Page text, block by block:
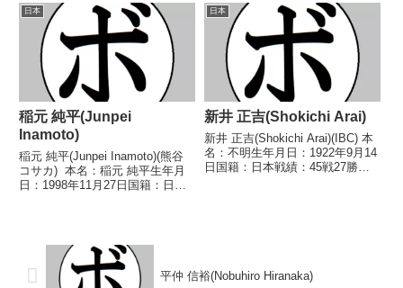
し 【戦歴】2026/05/23
●2RTKO 山崎 晴大(黒崎
KANAO) 【補足情報】・大分県
大...
【戦歴】1999/11/02 ●4R判定
(採点不明) 大水 一成(京浜川
崎)2000/05/3...
日本
稲元 純平(Junpei
Inamoto)
稲元 純平(Junpei Inamoto)(熊谷
コサカ) 本名：稲元 純平生年月
日：1998年11月27日国籍：日本
ュア) ...
日本
新井 正吉(Shokichi Arai)
新井 正吉(Shokichi Arai)(IBC) 本
名：不明生年月日：1922年9月14
日国籍：日本戦績：45戦27勝
平仲 信裕(Nobuhiro Hiranaka)